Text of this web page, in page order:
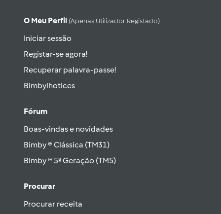
O Meu Perfil (apenas Utilizador Registado)
Iniciar sessão
Registar-se agora!
Recuperar palavra-passe!
Bimbylhotices
Fórum
Boas-vindas e novidades
Bimby ® Clássica (TM31)
Bimby ® 5ª Geração (TM5)
Procurar
Procurar receita